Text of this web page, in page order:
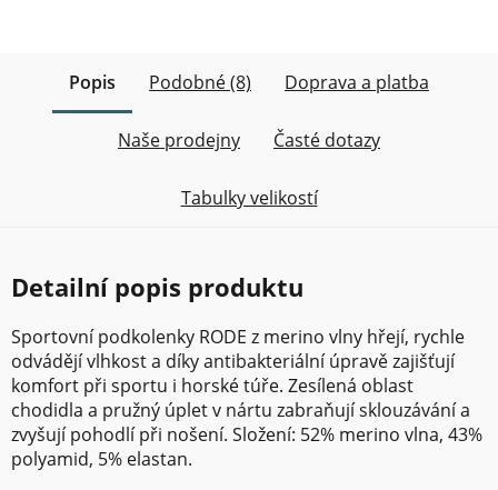
Popis Podobné (8) Doprava a platba
Naše prodejny Časté dotazy
Tabulky velikostí
Detailní popis produktu
Sportovní podkolenky RODE z merino vlny hřejí, rychle
odvádějí vlhkost a díky antibakteriální úpravě zajišťují
komfort při sportu i horské túře. Zesílená oblast
chodidla a pružný úplet v nártu zabraňují sklouzávání a
zvyšují pohodlí při nošení. Složení: 52% merino vlna, 43%
polyamid, 5% elastan.